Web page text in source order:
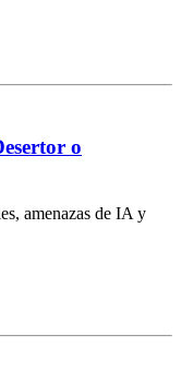
o
amenazas de IA y